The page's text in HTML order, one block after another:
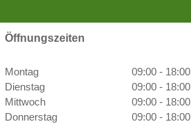
Öffnungszeiten
Montag
09:00 - 18:00
Dienstag
09:00 - 18:00
Mittwoch
09:00 - 18:00
Donnerstag
09:00 - 18:00